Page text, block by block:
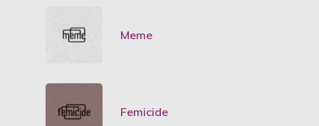
Meme
Femicide